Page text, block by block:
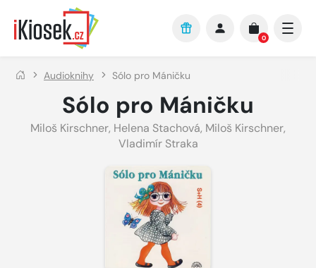
Přejít na hlavní obsah
0
Audioknihy Sólo pro Máničku
Sólo pro Máničku
Miloš Kirschner, Helena Stachová, Miloš Kirschner,
Vladimír Straka